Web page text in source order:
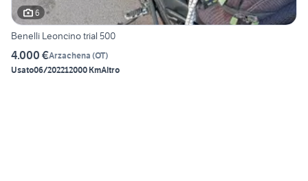
6
Benelli Leoncino trial 500
4.000 €Arzachena (OT)
Usato06/202212000 KmAltro